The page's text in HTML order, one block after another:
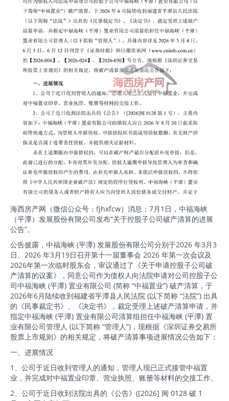
海西房产网（微信公众号：fjhxfcw）消息：7月1日，中福海峡
（平潭）发展股份有限公司发布“关于控股子公司破产清算的进展
公告”。
公告披露，中福海峡 (平潭) 发展股份有限公司分别于2026 年3月3
日、2026 年3月19日召开第十一届董事会 2026 年第一次会议及
2026年第一次临时股东会，审议通过了《关于申请控股子公司破
产清算的议案》，同意公司作为债权人向法院申请对公司控股子公
司中福海峡 (平潭) 置业有限公司 (简称 “中福置业”) 破产清算，于
2026年6月陆续收到福建省平潭县人民法院 (以下简称 “法院”) 出具
的《民事裁定书》、《决定书》，裁定受理上述破产清算申请，并
指定中福海峡 (平潭) 置业有限公司清算组担任中福海峡 (平潭) 置
业有限公司管理人 (以下简称 “管理人”)，现根据《深圳证券交易所
股票上市规则》的相关规定，将破产清算事项进展情况公告如下：
一、进展情况
1、公司于近日收到管理人的通知，管理人现已正式接管中福置
业，并完成对中福置业印章、营业执照、账册等材料的交接工作。
2、公司于近日收到法院出具的《公告》([2026] 闽 0128 破 1